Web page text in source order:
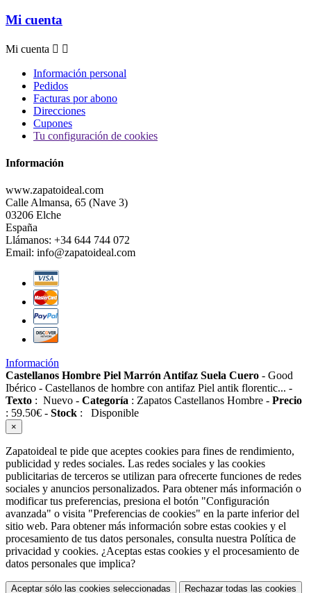
Mi cuenta
Mi cuenta  
Información personal
Pedidos
Facturas por abono
Direcciones
Cupones
Tu configuración de cookies
Información
www.zapatoideal.com
Calle Almansa, 65 (Nave 3)
03206 Elche
España
Llámanos: +34 644 744 072
Email: info@zapatoideal.com
Información
Castellanos Hombre Piel Marrón Antifaz Suela Cuero - Good
Ibérico - Castellanos de hombre con antifaz Piel antik florentic... -
Texto : Nuevo - Categoría : Zapatos Castellanos Hombre - Precio
: 59.50€ - Stock : Disponible
×
Zapatoideal te pide que aceptes cookies para fines de rendimiento,
publicidad y redes sociales. Las redes sociales y las cookies
publicitarias de terceros se utilizan para ofrecerte funciones de redes
sociales y anuncios personalizados. Para obtener más información o
modificar tus preferencias, presiona el botón "Configuración
avanzada" o visita "Preferencias de cookies" en la parte inferior del
sitio web. Para obtener más información sobre estas cookies y el
procesamiento de tus datos personales, consulta nuestra Política de
privacidad y cookies. ¿Aceptas estas cookies y el procesamiento de
datos personales que implica?
Aceptar sólo las cookies seleccionadas Rechazar todas las cookies